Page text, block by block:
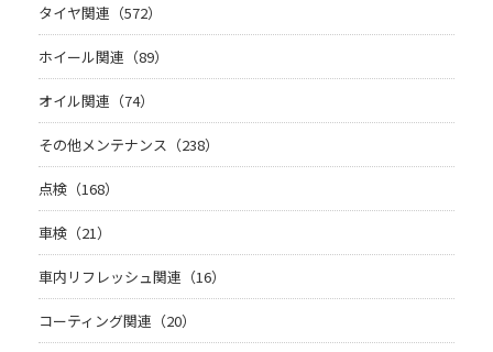
タイヤ関連（572）
ホイール関連（89）
オイル関連（74）
その他メンテナンス（238）
点検（168）
車検（21）
車内リフレッシュ関連（16）
コーティング関連（20）